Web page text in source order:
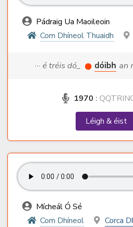
Pádraig Ua Maoileoin
Com Dhíneol Thuaidh
··· é tréis dó_ dóibh an
1970 :
Léigh & éist
Mícheál Ó Sé
Com Dhíneol
Corca